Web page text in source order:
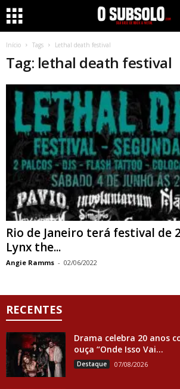
Início Tags Lethal death festival
Tag: lethal death festival
Rio de Janeiro terá festival de
Lynx the...
Angie Ramms - 02/06/2022
RECENTES
Drama celebra 20 anos
ouça “Onde Isso Vai...
Destaque 07/08/2026